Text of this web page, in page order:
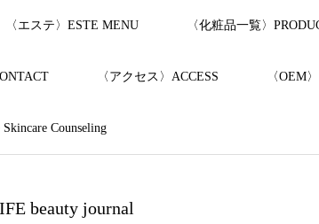
〈エステ〉ESTE MENU 〈化粧品一覧〉
〈アクセス〉ACCESS 〈OEM
Counseling
beauty journal